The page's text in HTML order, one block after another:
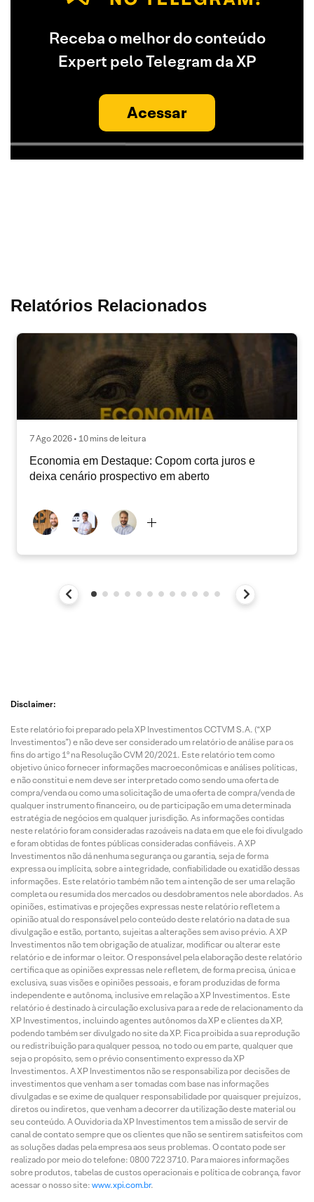
Receba o melhor do conteúdo
Expert pelo Telegram da XP
Acessar
Relatórios Relacionados
7 Ago 2026 • 10 mins de leitura
Economia em Destaque: Copom corta juros e
deixa cenário prospectivo em aberto
Disclaimer:
Este relatório foi preparado pela XP Investimentos CCTVM S.A. (“XP
Investimentos”) e não deve ser considerado um relatório de análise para os
fins do artigo 1º na Resolução CVM 20/2021. Este relatório tem como
objetivo único fornecer informações macroeconômicas e análises políticas,
e não constitui e nem deve ser interpretado como sendo uma oferta de
compra/venda ou como uma solicitação de uma oferta de compra/venda de
qualquer instrumento financeiro, ou de participação em uma determinada
estratégia de negócios em qualquer jurisdição. As informações contidas
neste relatório foram consideradas razoáveis na data em que ele foi divulgado
e foram obtidas de fontes públicas consideradas confiáveis. A XP
Investimentos não dá nenhuma segurança ou garantia, seja de forma
expressa ou implícita, sobre a integridade, confiabilidade ou exatidão dessas
informações. Este relatório também não tem a intenção de ser uma relação
completa ou resumida dos mercados ou desdobramentos nele abordados. As
opiniões, estimativas e projeções expressas neste relatório refletem a
opinião atual do responsável pelo conteúdo deste relatório na data de sua
divulgação e estão, portanto, sujeitas a alterações sem aviso prévio. A XP
Investimentos não tem obrigação de atualizar, modificar ou alterar este
relatório e de informar o leitor. O responsável pela elaboração deste relatório
certifica que as opiniões expressas nele refletem, de forma precisa, única e
exclusiva, suas visões e opiniões pessoais, e foram produzidas de forma
independente e autônoma, inclusive em relação a XP Investimentos. Este
relatório é destinado à circulação exclusiva para a rede de relacionamento da
XP Investimentos, incluindo agentes autônomos da XP e clientes da XP,
podendo também ser divulgado no site da XP. Fica proibida a sua reprodução
ou redistribuição para qualquer pessoa, no todo ou em parte, qualquer que
seja o propósito, sem o prévio consentimento expresso da XP
Investimentos. A XP Investimentos não se responsabiliza por decisões de
investimentos que venham a ser tomadas com base nas informações
divulgadas e se exime de qualquer responsabilidade por quaisquer prejuízos,
diretos ou indiretos, que venham a decorrer da utilização deste material ou
seu conteúdo. A Ouvidoria da XP Investimentos tem a missão de servir de
canal de contato sempre que os clientes que não se sentirem satisfeitos com
as soluções dadas pela empresa aos seus problemas. O contato pode ser
realizado por meio do telefone: 0800 722 3710. Para maiores informações
sobre produtos, tabelas de custos operacionais e política de cobrança, favor
acessar o nosso site: www.xpi.com.br.